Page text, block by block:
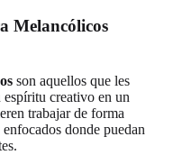
Melancólicos
son aquellos que les
espíritu creativo en un
trabajar de forma
donde puedan